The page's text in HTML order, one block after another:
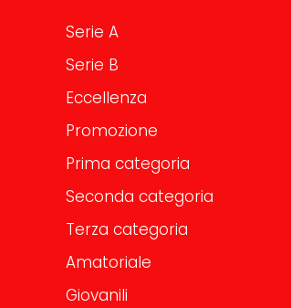
Serie A
Serie B
Eccellenza
Promozione
Prima categoria
Seconda categoria
Terza categoria
Amatoriale
Giovanili